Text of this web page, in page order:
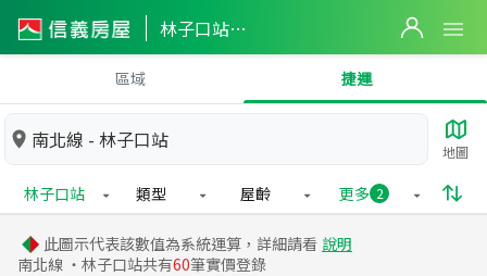
林子口站實價登錄
區域 捷運
南北線 - 林子口站 地圖
林子口站 類型 屋齡 更多 2
此圖示代表該數值為系統運算，詳細請看 說明
南北線 ・林子口站共有60筆實價登錄